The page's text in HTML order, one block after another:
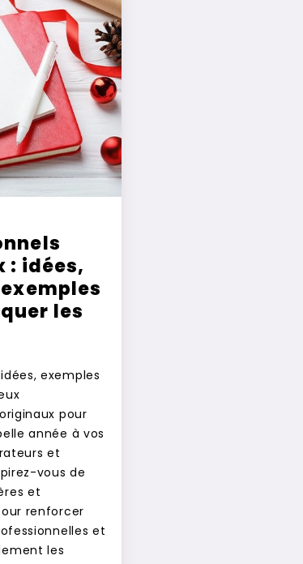
: idées,
les
exemples
pour
année à vos
et
vous de
et
renforcer
et
les